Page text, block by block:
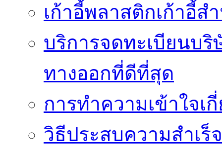
เก้าอี้พลาสติกเก้าอี้
บริการจดทะเบียนบ
ทางออกที่ดีที่สุด
การทำความเข้าใจเ
วิธีประสบความสำเ